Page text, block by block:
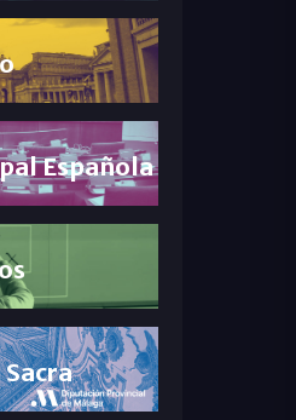
Española